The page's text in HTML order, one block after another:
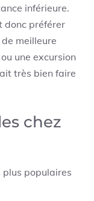
inférieure.
donc préférer
meilleure
une excursion
très bien faire
chez
plus populaires